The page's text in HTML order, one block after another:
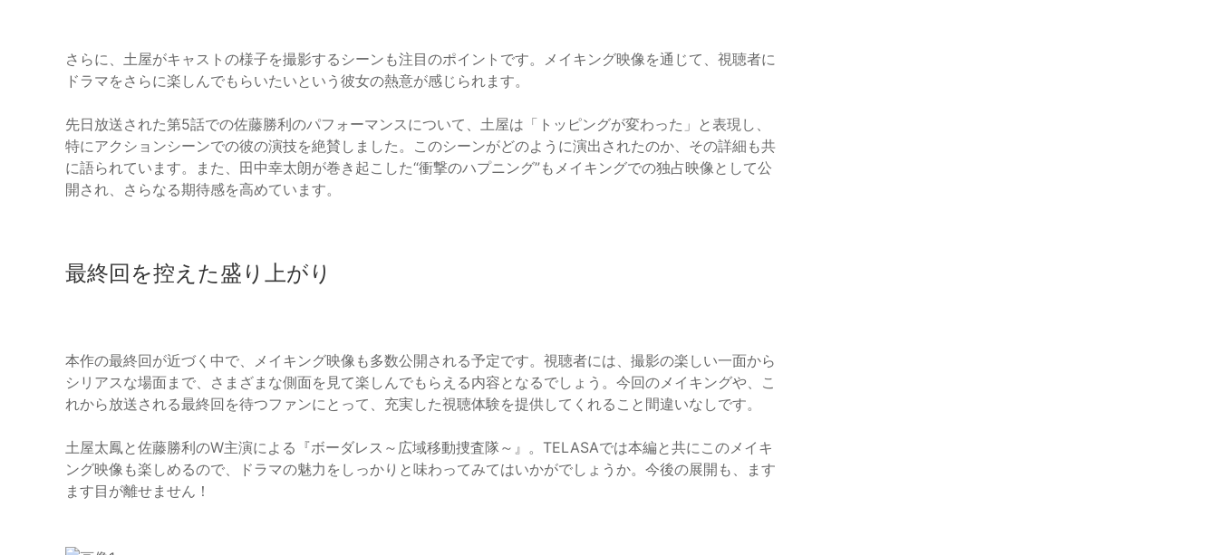
さらに、土屋がキャストの様子を撮影するシーンも注目のポイントです。メイキング映像を通じて、視聴者に
ドラマをさらに楽しんでもらいたいという彼女の熱意が感じられます。
先日放送された第5話での佐藤勝利のパフォーマンスについて、土屋は「トッピングが変わった」と表現し、
特にアクションシーンでの彼の演技を絶賛しました。このシーンがどのように演出されたのか、その詳細も共
に語られています。また、田中幸太朗が巻き起こした“衝撃のハプニング”もメイキングでの独占映像として公
開され、さらなる期待感を高めています。
最終回を控えた盛り上がり
本作の最終回が近づく中で、メイキング映像も多数公開される予定です。視聴者には、撮影の楽しい一面から
シリアスな場面まで、さまざまな側面を見て楽しんでもらえる内容となるでしょう。今回のメイキングや、こ
れから放送される最終回を待つファンにとって、充実した視聴体験を提供してくれること間違いなしです。
土屋太鳳と佐藤勝利のW主演による『ボーダレス～広域移動捜査隊～』。TELASAでは本編と共にこのメイキ
ング映像も楽しめるので、ドラマの魅力をしっかりと味わってみてはいかがでしょうか。今後の展開も、ます
ます目が離せません！